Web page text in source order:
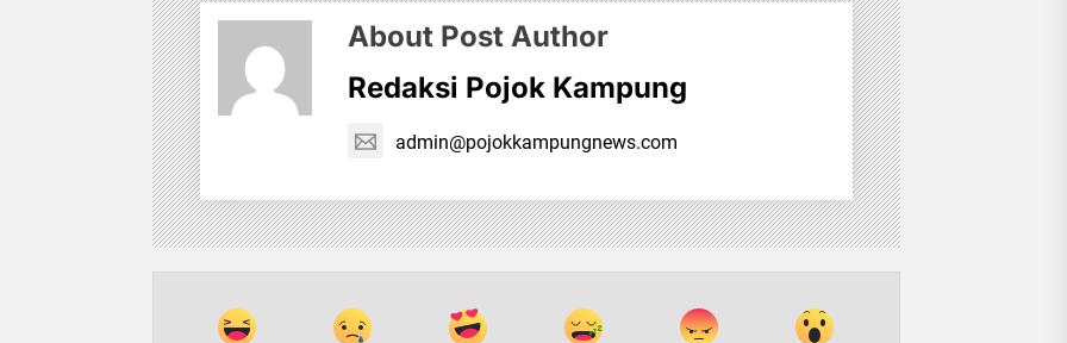
About Post Author
Redaksi Pojok Kampung
admin@pojokkampungnews.com